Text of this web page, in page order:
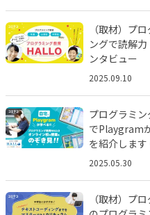
（取材）プ
ングで読解
ンタビュー
2025.09.10
プログラミ
でPlaygram
を紹介します
2025.05.30
（取材）プ